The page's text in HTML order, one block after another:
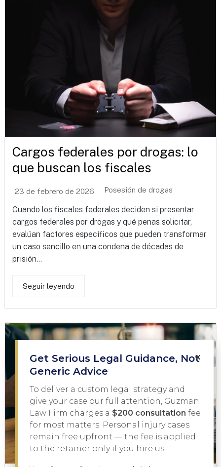
Cargos federales por drogas: lo
que buscan los fiscales
23 de febrero de 2026 Posesión de drogas
Cuando los fiscales federales deciden si presentar
cargos federales por drogas y qué penas solicitar,
evalúan factores específicos que pueden transformar
un caso sencillo en una condena de décadas de
prisión...
Seguir leyendo
×
Get Serious Legal Guidance, Not
Generic Advice
To deliver a custom legal strategy and
give your case our full attention, Guzman
Law Firm charges a $200 consultation fee
for most matters. Personal injury cases
remain free upfront — the fee is applied
to the retainer only if you hire us.